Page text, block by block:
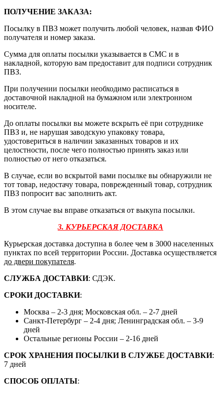
ПОЛУЧЕНИЕ ЗАКАЗА:
Посылку в ПВЗ может получить любой человек, назвав ФИО
получателя и номер заказа.
Сумма для оплаты посылки указывается в СМС и в
накладной, которую вам предоставит для подписи сотрудник
ПВЗ.
При получении посылки необходимо расписаться в
доставочной накладной на бумажном или электронном
носителе.
До оплаты посылки вы можете вскрыть её при сотруднике
ПВЗ и, не нарушая заводскую упаковку товара,
удостовериться в наличии заказанных товаров и их
целостности, после чего полностью принять заказ или
полностью от него отказаться.
В случае, если во вскрытой вами посылке вы обнаружили не
тот товар, недостачу товара, поврежденный товар, сотрудник
ПВЗ попросит вас заполнить акт.
В этом случае вы вправе отказаться от выкупа посылки.
3. КУРЬЕРСКАЯ ДОСТАВКА
Курьерская доставка доступна в более чем в 3000 населенных
пунктах по всей территории России. Доставка осуществляется
до двери покупателя.
СЛУЖБА ДОСТАВКИ: СДЭК.
СРОКИ ДОСТАВКИ:
Москва – 2-3 дня; Московская обл. – 2-7 дней
Санкт-Петербург – 2-4 дня; Ленинградская обл. – 3-9
дней
Остальные регионы России – 2-16 дней
СРОК ХРАНЕНИЯ ПОСЫЛКИ В СЛУЖБЕ ДОСТАВКИ:
7 дней
СПОСОБ ОПЛАТЫ: